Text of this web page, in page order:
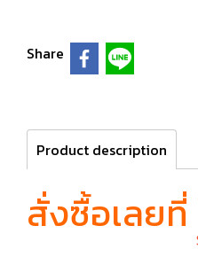
Share
Product description
สั่งซื้อเลยที่